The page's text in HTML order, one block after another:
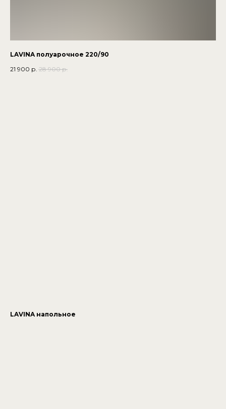
LAVINA полуарочное 220/90
21 900 р. 28 900 р.
LAVINA напольное